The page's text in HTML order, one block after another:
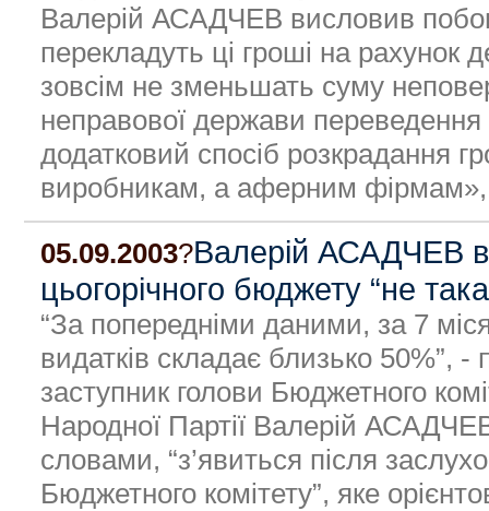
Валерій АСАДЧЕВ висловив
перекладуть ці гроші на рахунок
зовсім не зменьшать суму
неправової держави
додатковий спосіб розкрадання
виробникам, а аферним фірмам»,
05.09.2003?Валерій АСАДЧЕВ
цьогорічного бюджету “не
“За попередніми даними, за 7
видатків складає близько 50%”,
заступник голови Бюджетного
Народної Партії Валерій
словами, “з’явиться після
Бюджетного комітету”, яке